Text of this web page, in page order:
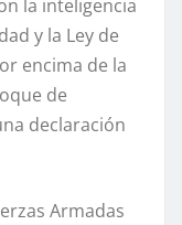
la inteligencia
y la Ley de
encima de la
de
declaración
Armadas